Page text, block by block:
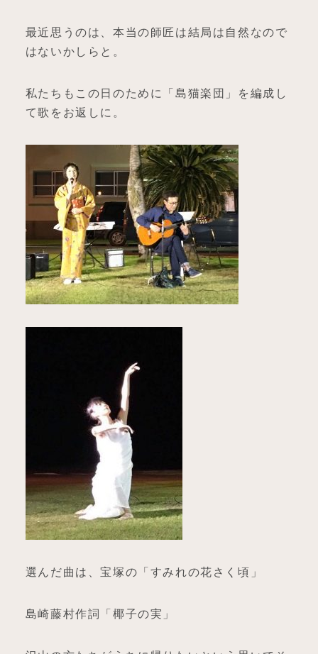
最近思うのは、本当の師匠は結局は自然なので
はないかしらと。
私たちもこの日のために「島猫楽団」を編成し
て歌をお返しに。
選んだ曲は、宝塚の「すみれの花さく頃」
島崎藤村作詞「椰子の実」